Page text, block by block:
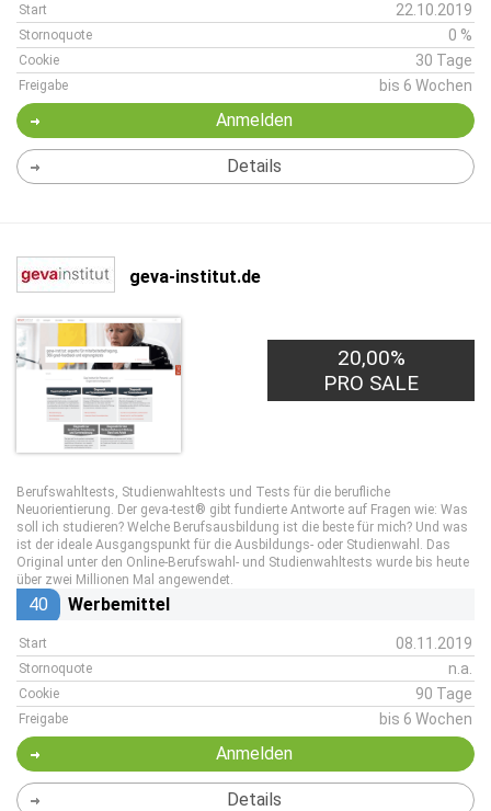
Start 22.10.2019
Stornoquote 0 %
Cookie 30 Tage
Freigabe bis 6 Wochen
Anmelden
Details
geva-institut.de
20,00%
PRO SALE
Berufswahltests, Studienwahltests und Tests für die berufliche
Neuorientierung. Der geva-test® gibt fundierte Antworte auf Fragen wie: Was
soll ich studieren? Welche Berufsausbildung ist die beste für mich? Und was
ist der ideale Ausgangspunkt für die Ausbildungs- oder Studienwahl. Das
Original unter den Online-Berufswahl- und Studienwahltests wurde bis heute
über zwei Millionen Mal angewendet.
40 Werbemittel
Start 08.11.2019
Stornoquote n.a.
Cookie 90 Tage
Freigabe bis 6 Wochen
Anmelden
Details